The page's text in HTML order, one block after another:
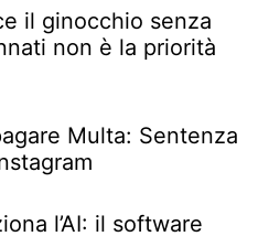
il ginocchio senza
non è la priorità
Multa: Sentenza
l’AI: il software